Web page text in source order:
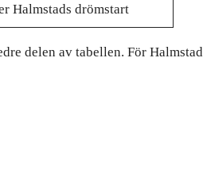
Halmstads drömstart
delen av tabellen. För Halmstad